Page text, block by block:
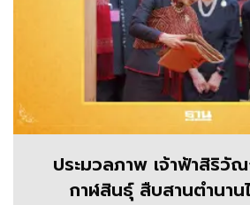
ประมวลภาพ เจ้าฟ้าสิริวั
กาฬสินธุ์ สืบสานตำนาน